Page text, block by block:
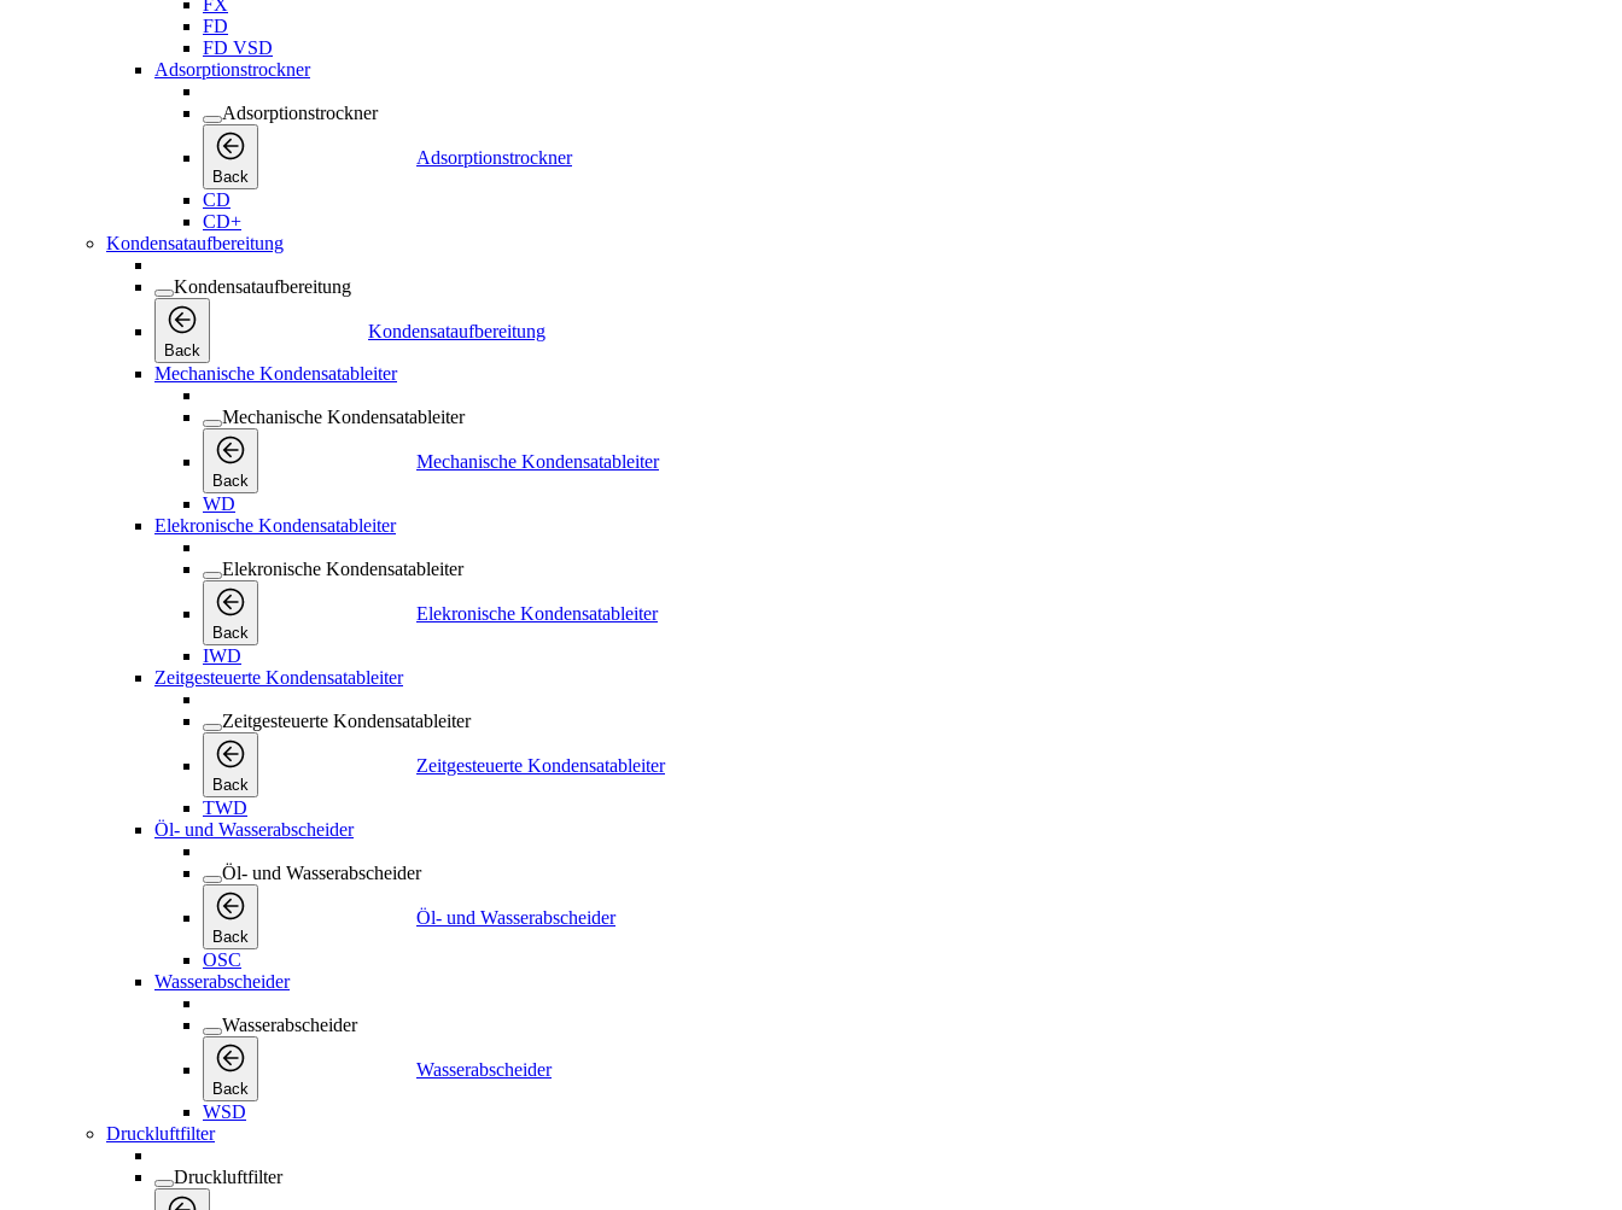
FX
FD
FD VSD
Adsorptionstrockner
Adsorptionstrockner
Back
Adsorptionstrockner
CD
CD+
Kondensataufbereitung
Kondensataufbereitung
Back
Kondensataufbereitung
Mechanische Kondensatableiter
Mechanische Kondensatableiter
Back
Mechanische Kondensatableiter
WD
Elekronische Kondensatableiter
Elekronische Kondensatableiter
Back
Elekronische Kondensatableiter
IWD
Zeitgesteuerte Kondensatableiter
Zeitgesteuerte Kondensatableiter
Back
Zeitgesteuerte Kondensatableiter
TWD
Öl- und Wasserabscheider
Öl- und Wasserabscheider
Back
Öl- und Wasserabscheider
OSC
Wasserabscheider
Wasserabscheider
Back
Wasserabscheider
WSD
Druckluftfilter
Druckluftfilter